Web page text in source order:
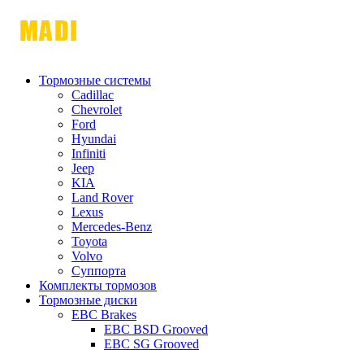
Тормозные системы
Cadillac
Chevrolet
Ford
Hyundai
Infiniti
Jeep
KIA
Land Rover
Lexus
Mercedes-Benz
Toyota
Volvo
Суппорта
Комплекты тормозов
Тормозные диски
EBC Brakes
EBC BSD Grooved
EBC SG Grooved